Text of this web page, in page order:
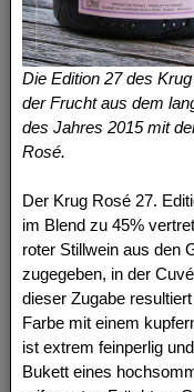
Die Edition 27 des
der Frucht aus dem
des Jahres 2015 mit
Rosé.
Der Krug Rosé 27.
im Blend zu 45%
roter Stillwein aus den
zugegeben, in der
dieser Zugabe
Farbe mit einem
ist extrem feinperlig
Bukett eines